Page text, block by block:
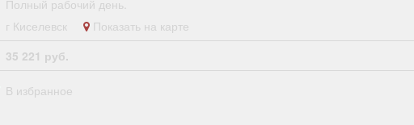
Полный рабочий день.
г Киселевск
Показать на карте
35 221 руб.
В избранное